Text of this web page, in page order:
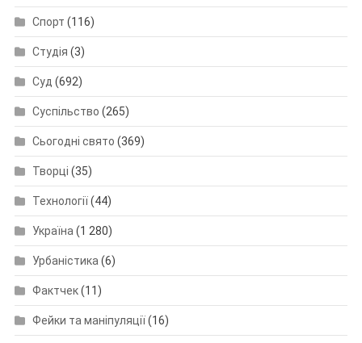
Спорт (116)
Студія (3)
Суд (692)
Суспільство (265)
Сьогодні свято (369)
Творці (35)
Технології(44)
Україна (1 280)
Урбаністика (6)
Фактчек(11)
Фейки та маніпуляції(16)